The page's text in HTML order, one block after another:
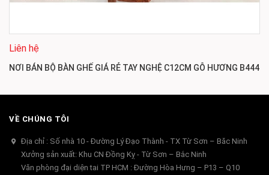
Liên hệ
NƠI BÁN BỘ BÀN GHẾ GIÁ RẺ TAY NGHỆ C12CM GỖ HƯƠNG B444
VỀ CHÚNG TÔI
Địa chỉ : Số nhà 10 - Đường Lý Đạo Thành - TX Từ Sơn – Băc Ninh
Xưởng sản xuất: Khu CN Đồng Kỵ - Từ Sơn – Bắc Ninh
Văn phòng đại diện tai TP HCM : Đường Hòa Hưng – P13 – Q10